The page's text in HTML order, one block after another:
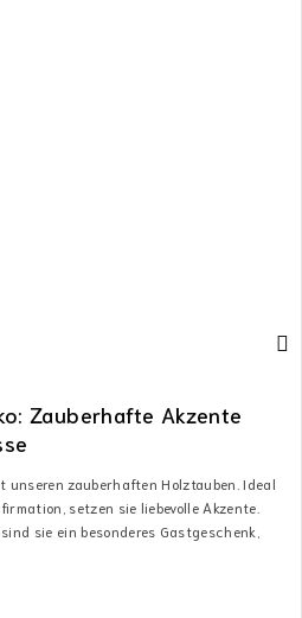
Zauberhafte Akzente
unseren zauberhaften Holztauben. Ideal
setzen sie liebevolle Akzente.
sie ein besonderes Gastgeschenk,